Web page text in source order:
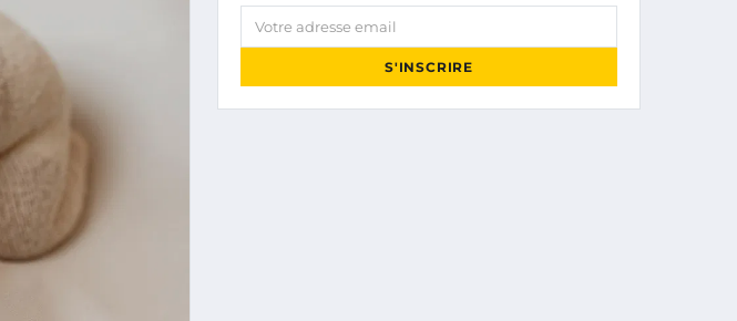
Votre adresse email
S'INSCRIRE